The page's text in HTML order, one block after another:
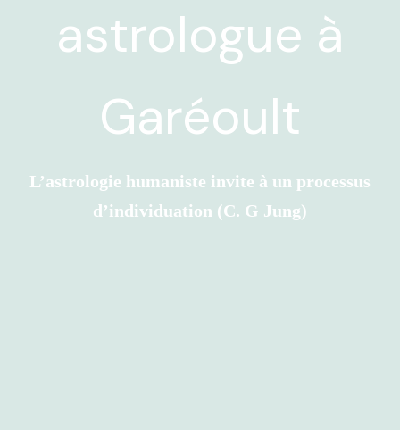
astrologue à
Garéoult
L’astrologie humaniste invite à un processus
d’individuation (C. G Jung)